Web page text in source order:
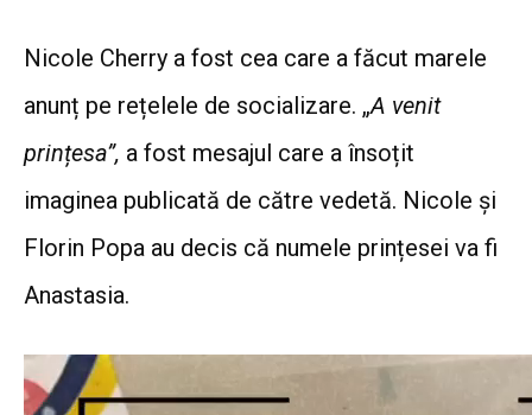
Nicole Cherry a fost cea care a făcut marele
anunț pe rețelele de socializare. „A venit
prințesa”, a fost mesajul care a însoțit
imaginea publicată de către vedetă. Nicole și
Florin Popa au decis că numele prințesei va fi
Anastasia.